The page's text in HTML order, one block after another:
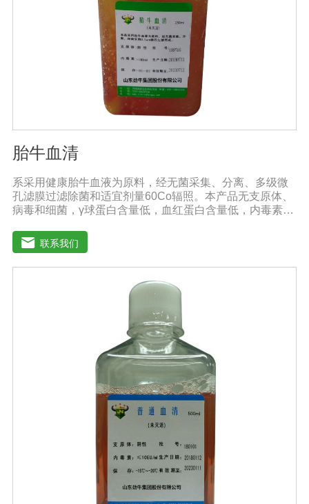
胎牛血清
系采用健康胎牛血液为原料，经无菌采集、分离、多级微
孔滤膜过滤除菌和适宜剂量60Co辐照。本产品无支原体、
病毒和细菌，γ球蛋白含量低，血红蛋白含量低，内毒素小
胞及多种细胞株的培养、扩增和保藏、组织器官的分离、
培养及单克隆抗体的制备和疫苗的研制及生产。质量标
准：符合《中华人民共和国药典》2020版、《中华人民共
和国兽药典》2020版质量标准。规格：250ml/瓶保
存：-15℃―-20℃有效期：5年注意事项：1、解冻：采用
使血清质量不会受到影响。2、在 0℃ ~ 4℃状态下存放过
久会影响促细胞生长效果。
联系我们